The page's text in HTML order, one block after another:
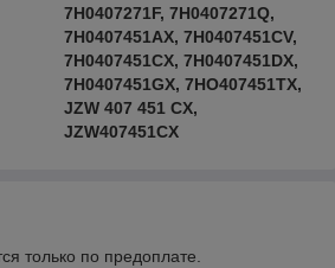
7H0407271F, 7H0407271Q,
7H0407451AX, 7H0407451CV,
7H0407451CX, 7H0407451DX,
7H0407451GX, 7HO407451TX,
JZW 407 451 CX,
JZW407451CX
только по предоплате.